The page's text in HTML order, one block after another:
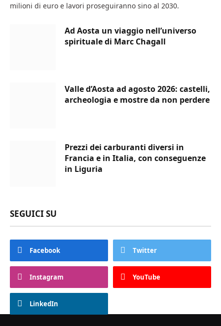
milioni di euro e lavori proseguiranno sino al 2030.
Ad Aosta un viaggio nell’universo
spirituale di Marc Chagall
Valle d’Aosta ad agosto 2026: castelli,
archeologia e mostre da non perdere
Prezzi dei carburanti diversi in
Francia e in Italia, con conseguenze
in Liguria
SEGUICI SU
Facebook Twitter
Instagram YouTube
LinkedIn